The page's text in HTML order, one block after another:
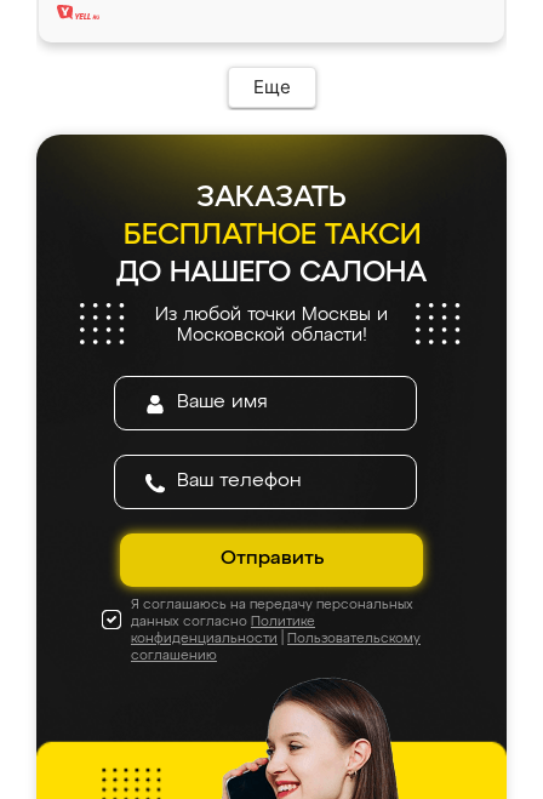
Еще
ЗАКАЗАТЬ
БЕСПЛАТНОЕ ТАКСИ
ДО НАШЕГО САЛОНА
Из любой точки Москвы и
Московской области!
Отправить
Я соглашаюсь на передачу персональных
данных согласно Политике
конфиденциальности
Пользовательскому
соглашению